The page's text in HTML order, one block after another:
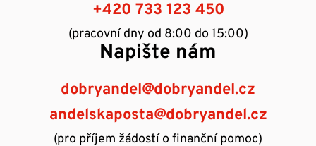
+420 733 123 450
(pracovní dny od 8:00 do 15:00)
Napište nám
dobryandel@dobryandel.cz
andelskaposta@dobryandel.cz
(pro příjem žádostí o finanční pomoc)